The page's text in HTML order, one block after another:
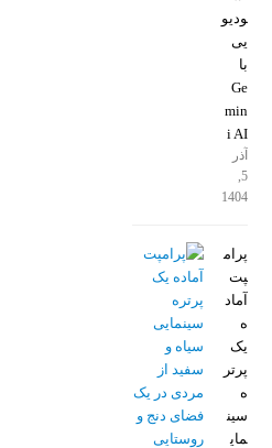
ودیو
یی
با
Ge
min
i AI
آذر
5,
1404
پرام
پت
آماد
ه
یک
پرتر
ه
سین
مای